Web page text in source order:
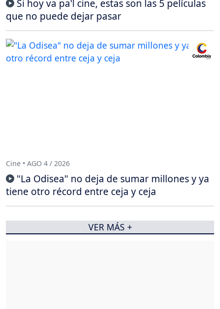
Si hoy va pa'l cine, estas son las 5 películas
que no puede dejar pasar
Cine • AGO 4 / 2026
"La Odisea" no deja de sumar millones y ya
tiene otro récord entre ceja y ceja
VER MÁS +